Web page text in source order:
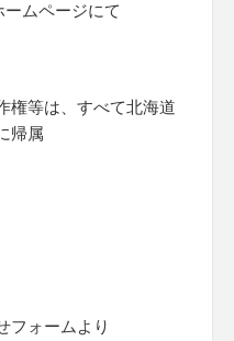
ムページにて
権等は、すべて北海道
帰属
フォームより